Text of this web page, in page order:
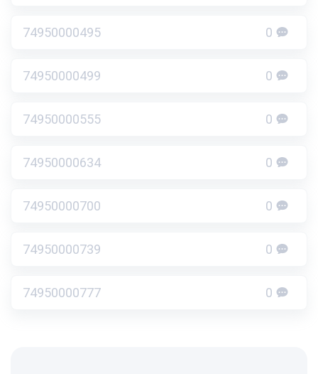
74950000495 0
74950000499 0
74950000555 0
74950000634 0
74950000700 0
74950000739 0
74950000777 0